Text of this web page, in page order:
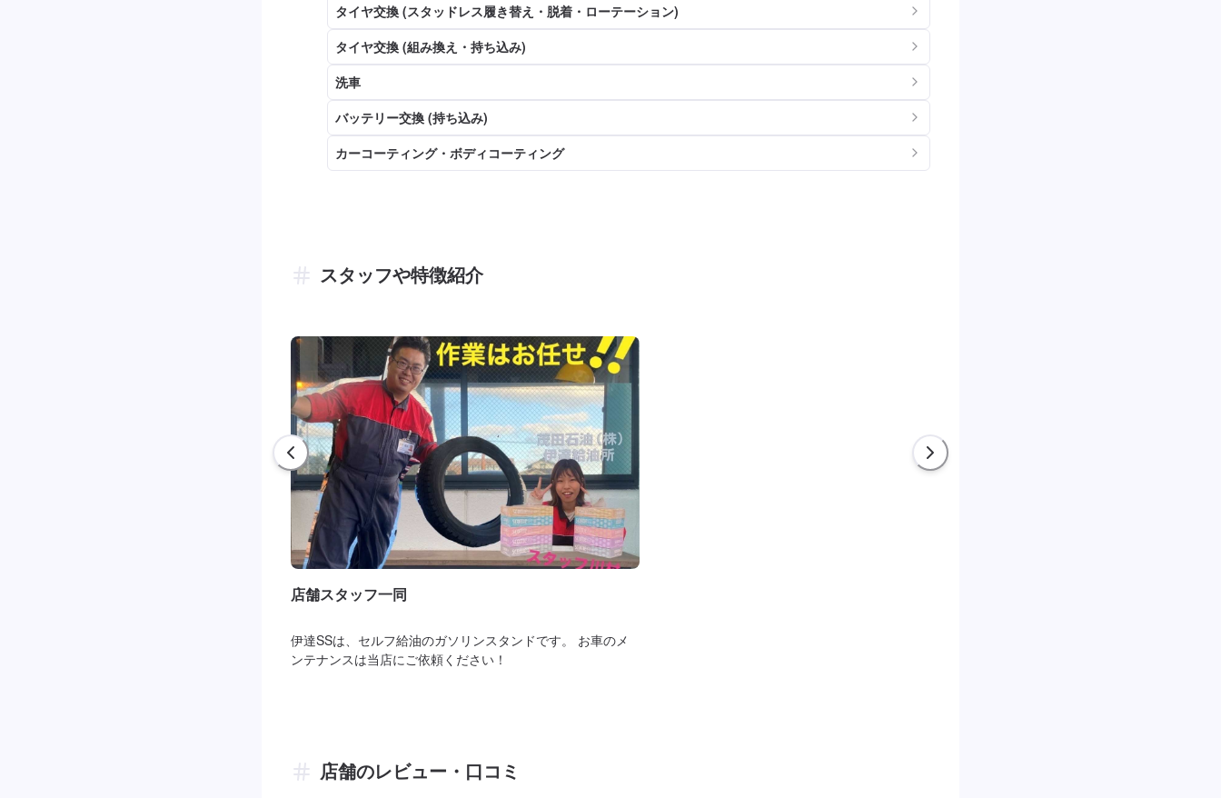
タイヤ交換 (スタッドレス履き替え・脱着・ローテーション)
タイヤ交換 (組み換え・持ち込み)
洗車
バッテリー交換 (持ち込み)
カーコーティング・ボディコーティング
スタッフや特徴紹介
店舗スタッフ一同
伊達SSは、セルフ給油のガソリンスタンドです。 お車のメ
ンテナンスは当店にご依頼ください！
店舗のレビュー・口コミ